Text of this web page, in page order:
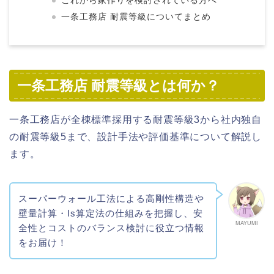
一条工務店 耐震等級についてまとめ
一条工務店 耐震等級とは何か？
一条工務店が全棟標準採用する耐震等級3から社内独自
の耐震等級5まで、設計手法や評価基準について解説し
ます。
MAYUMI
スーパーウォール工法による高剛性構造や
壁量計算・Is算定法の仕組みを把握し、安
全性とコストのバランス検討に役立つ情報
をお届け！